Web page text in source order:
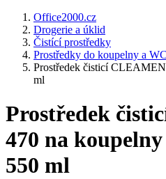
Office2000.cz
Drogerie a úklid
Čistící prostředky
Prostředky do koupelny a WC
Prostředek čisticí
ml
Prostředek
470 na koupelny
550 ml